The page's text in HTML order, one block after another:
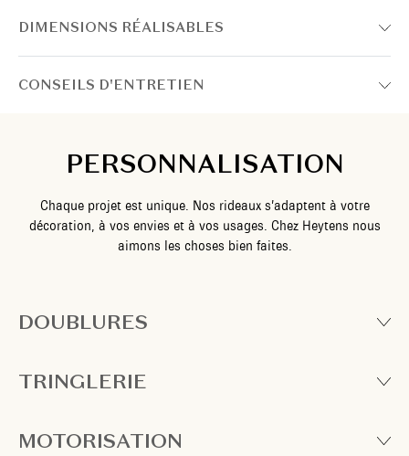
DIMENSIONS RÉALISABLES
CONSEILS D'ENTRETIEN
PERSONNALISATION
Chaque projet est unique. Nos rideaux s’adaptent à votre
décoration, à vos envies et à vos usages. Chez Heytens nous
aimons les choses bien faites.
DOUBLURES
TRINGLERIE
MOTORISATION